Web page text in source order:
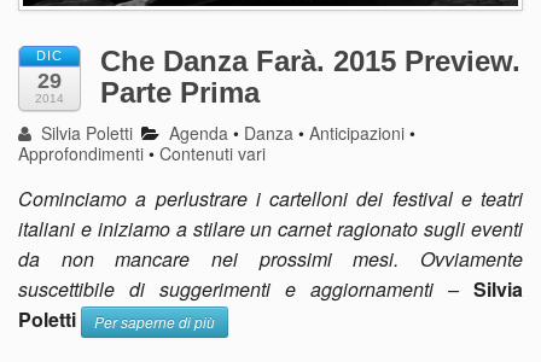
DIC
29
2014
Che Danza Farà. 2015 Preview.
Parte Prima
Silvia Poletti Agenda • Danza •Anticipazioni •
Approfondimenti • Contenuti vari
Cominciamo a perlustrare i cartelloni dei festival e teatri
italiani e iniziamo a stilare un carnet ragionato sugli eventi
da non mancare nei prossimi mesi. Ovviamente
suscettibile di suggerimenti e aggiornamenti – Silvia
Poletti
Per saperne di più